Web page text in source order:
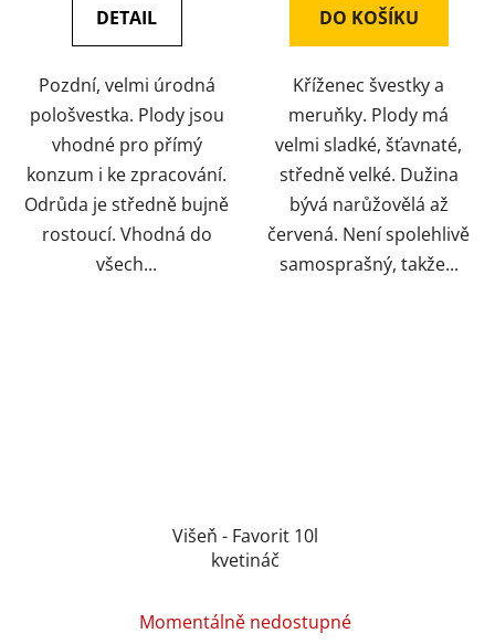
DETAIL
Pozdní, velmi úrodná
pološvestka. Plody jsou
vhodné pro přímý
konzum i ke zpracování.
Odrůda je středně bujně
rostoucí. Vhodná do
všech...
DO KOŠÍKU
Kříženec švestky a
meruňky. Plody má
velmi sladké, šťavnaté,
středně velké. Dužina
bývá narůžovělá až
červená. Není spolehlivě
samosprašný, takže...
Višeň - Favorit 10l
kvetináč
Momentálně nedostupné